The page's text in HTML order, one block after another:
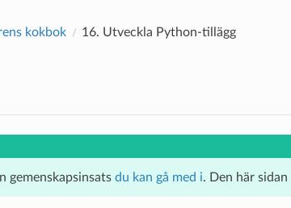
kokbok 16. Utveckla Python-tillägg
gemenskapsinsats du kan gå med i. Den här